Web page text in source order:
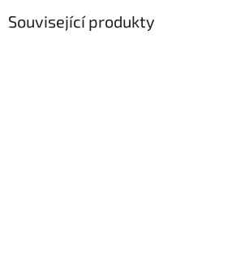
Související produkty